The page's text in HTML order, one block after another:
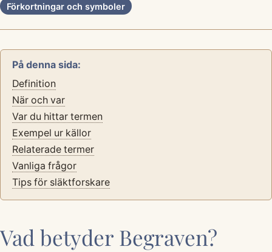
Förkortningar och symboler
På denna sida:
Definition
När och var
Var du hittar termen
Exempel ur källor
Relaterade termer
Vanliga frågor
Tips för släktforskare
Vad betyder Begraven?